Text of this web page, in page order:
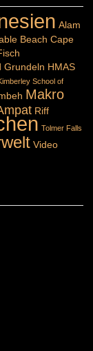
Alam
Beach Cape
Grundeln HMAS
School of
Makro
Riff
Tolmer Falls
Video